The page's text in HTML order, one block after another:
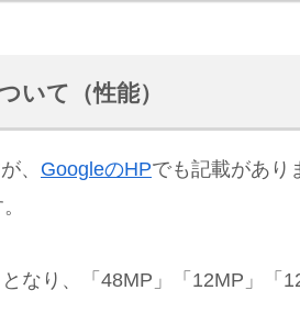
いて（性能）
、 GoogleのHPでも記載があり
なり、「48MP」「12MP」「